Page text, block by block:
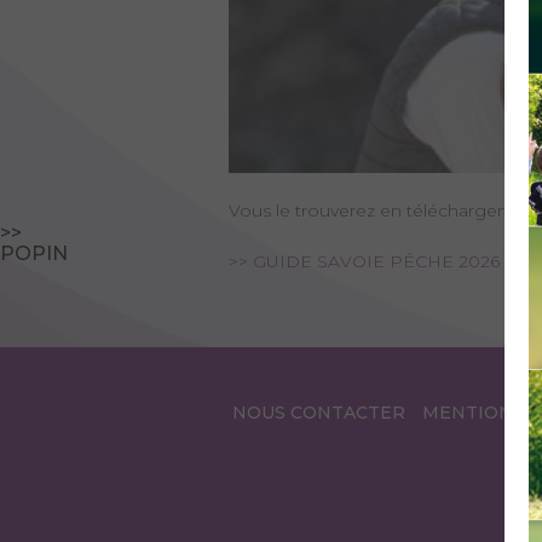
>>
POPIN
Vous le trouverez en
>> GUIDE SAVOIE PÊCHE 2026 <<
NOUS CONTACTER MENTIONS